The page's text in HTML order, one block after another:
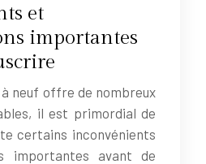
et
importantes
à neuf offre de nombreux
il est primordial de
certains inconvénients
importantes avant de